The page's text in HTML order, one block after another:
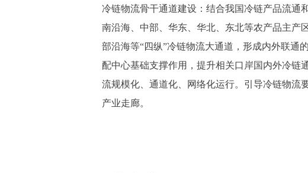
冷链物流骨干通道建设：结合我国冷链产品流通
南沿海、中部、华东、华北、东北等农产品主产
部沿海等“四纵”冷链物流大通道，形成内外联通
配中心基础支撑作用，提升相关口岸国内外冷链
流规模化、通道化、网络化运行。引导冷链物流
产业走廊。